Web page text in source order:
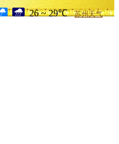
26 ~ 29℃ 苏州天气